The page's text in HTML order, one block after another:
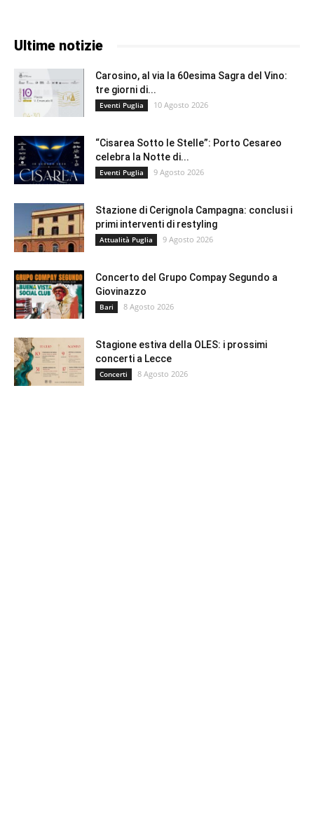
Ultime notizie
Carosino, al via la 60esima Sagra del Vino:
tre giorni di...
Eventi Puglia 10 Agosto 2026
“Cisarea Sotto le Stelle”: Porto Cesareo
celebra la Notte di...
Eventi Puglia 9 Agosto 2026
Stazione di Cerignola Campagna: conclusi i
primi interventi di restyling
Attualità Puglia 9 Agosto 2026
Concerto del Grupo Compay Segundo a
Giovinazzo
Bari 8 Agosto 2026
Stagione estiva della OLES: i prossimi
concerti a Lecce
Concerti 8 Agosto 2026